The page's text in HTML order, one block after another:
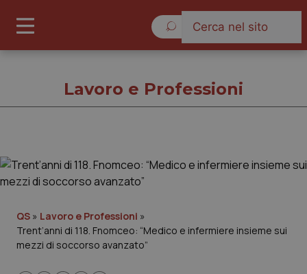
Governo e Parlamento
Regioni e Asl
Lavoro e Professioni
QS » Lavoro e Professioni »
Trent’anni di 118. Fnomceo: “Medico e infermiere insieme sui
mezzi di soccorso avanzato”